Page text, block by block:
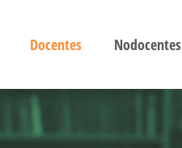
Docentes Nodocentes